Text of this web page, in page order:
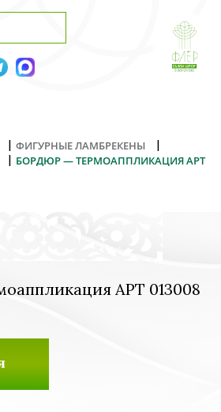
| ФИГУРНЫЕ ЛАМБРЕКЕНЫ |
| БОРДЮР — ТЕРМОАППЛИКАЦИЯ АРТ
АРТ 013008